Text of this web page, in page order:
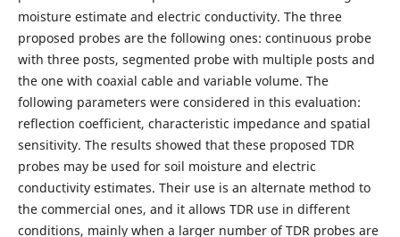
moisture estimate and electric conductivity. The three
proposed probes are the following ones: continuous probe
with three posts, segmented probe with multiple posts and
the one with coaxial cable and variable volume. The
following parameters were considered in this evaluation:
reflection coefficient, characteristic impedance and spatial
sensitivity. The results showed that these proposed TDR
probes may be used for soil moisture and electric
conductivity estimates. Their use is an alternate method to
the commercial ones, and it allows TDR use in different
conditions, mainly when a larger number of TDR probes are